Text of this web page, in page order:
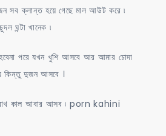
সব ক্লান্ত হয়ে গেছে মাল আউট করে ৷
ঘন্টা খানেক ৷
পরে যখন খুশি আসবে আর আমার চোদা
কিন্তু দুজন আসবে ।
রাখ কাল আবার আসব ৷ porn kahini